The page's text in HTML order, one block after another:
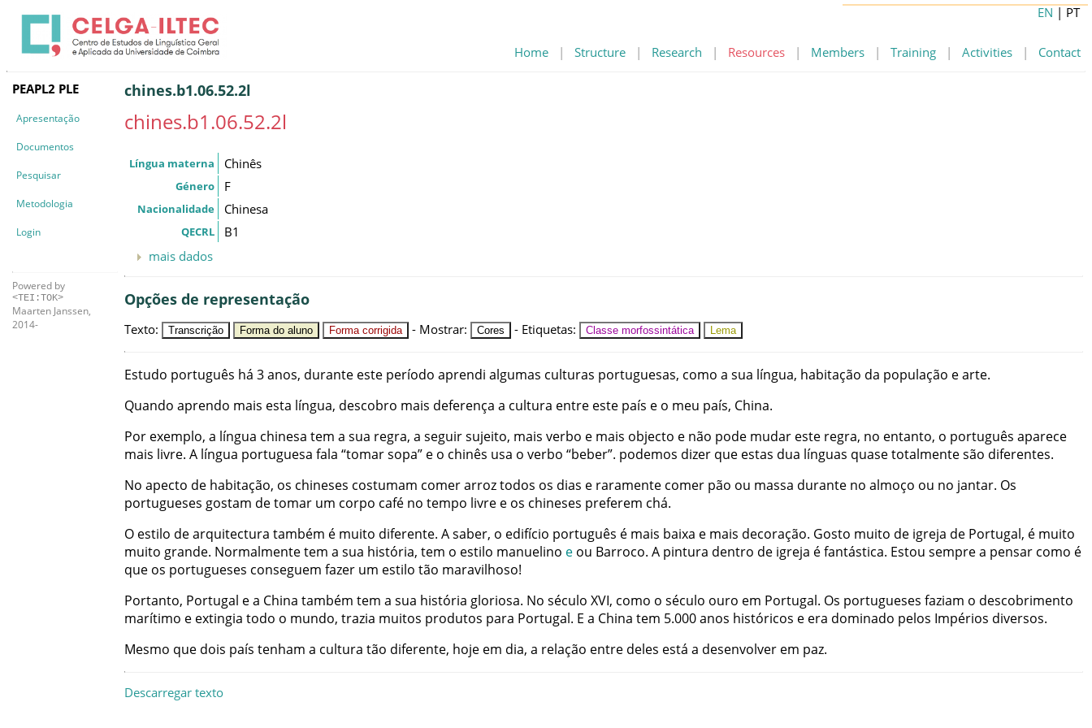
Home | Structure | Research | Resources | Members | Training | Activities | Contact
EN | PT
PEAPL2 PLE
Apresentação
Documentos
Pesquisar
Metodologia
Login
Powered by
<TEI:TOK>
Maarten Janssen,
2014-
chines.b1.06.52.2l
chines.b1.06.52.2l
Língua materna Chinês
Género F
Nacionalidade Chinesa
QECRL
B1
mais dados
Opções de representação
Texto: Transcrição Forma do aluno Forma corrigida - Mostrar: Cores - Etiquetas: Classe morfossintática Lema
Estudo português há 3anos, durante este período aprendi algumas culturas portuguesas, como a sua língua, habitação da população earte.
Quando aprendo mais esta língua, descobro mais deferença a cultura entre este país e o meu país, China.
Por exemplo, a língua chinesa tem a sua regra, a seguirsujeito, mais verbo e mais objecto e não pode mudar este regra, no entanto, o português aparece
mais livre. A língua portuguesa fala “tomarsopa” e o chinês usa o verbo “beber”. podemos dizer que estas dua línguas quasetotalmentesão diferentes.
No apecto de habitação, os chineses costumam comerarroztodos os dias e raramente comer pão ou massa durante no almoço ou no jantar. Os
portugueses gostam detomar um corpo café no tempo livre e os chineses preferem chá.
O estilo dearquitectura também é muito diferente. Asaber, o edifício português é mais baixa e mais decoração. Gosto muito de igreja de Portugal, é muito
muito grande. Normalmentetem a sua história, tem o estilo manuelino e ou Barroco. A pintura dentro de igreja éfantástica. Estou semprea pensar como é
que os portugueses conseguem fazer um estilo tão maravilhoso!
Portanto, Portugal ea China também tem a sua história gloriosa. No século XVI, como o século ouro em Portugal. Os portugueses faziam o descobrimento
marítimo e extingia todo o mundo, trazia muitos produtos para Portugal. E a China tem 5.000anos históricos e era dominado pelos Impérios diversos.
Mesmo que dois país tenham a cultura tão diferente, hoje em dia, a relação entre deles está a desenvolver em paz.
Descarregar texto